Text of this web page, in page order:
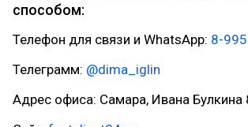
способом:
Телефон для связи и WhatsApp: 8-
Телеграмм: @dima_iglin
Адрес офиса: Самара, Ивана Булкина